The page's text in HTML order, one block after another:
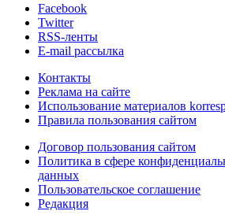
Facebook
Twitter
RSS-ленты
E-mail рассылка
Контакты
Реклама на сайте
Использование материалов
Правила пользования сайтом
Договор пользования сайтом
Политика в сфере
данных
Пользовательское соглашение
Редакция